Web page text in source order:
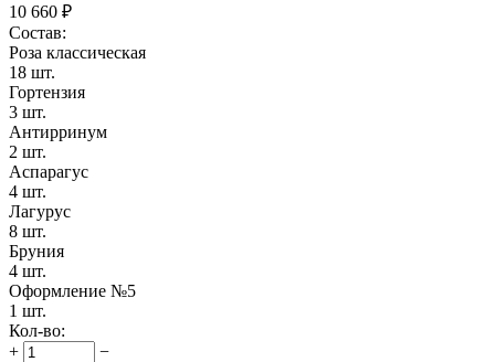
10 660 ₽
Состав:
Роза классическая
18 шт.
Гортензия
3 шт.
Антирринум
2 шт.
Аспарагус
4 шт.
Лагурус
8 шт.
Бруния
4 шт.
Оформление №5
1 шт.
Кол-во:
+
−